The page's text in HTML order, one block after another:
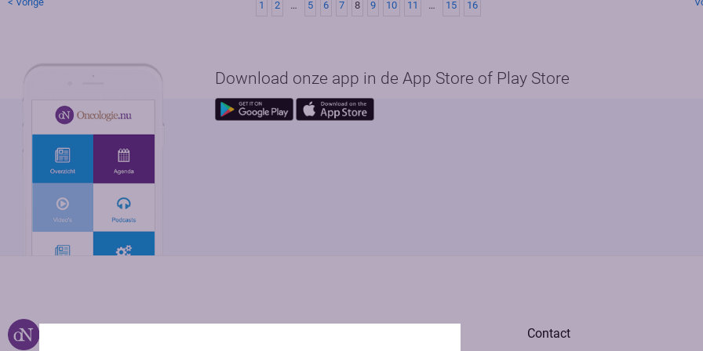
1 2 … 5 6 7 8 9 10 11 … 15 16
Download onze app in de App Store of Play Store
Contact